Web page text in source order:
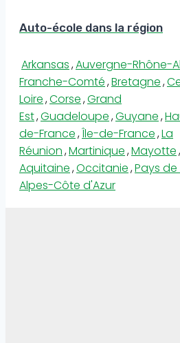
Auto-école dans la région
Arkansas,Auvergne-Rhône-
Franche-Comté,Bretagne,
Loire,Corse,Grand
Est,Guadeloupe,Guyane,
de-France,Île-de-France,La
Réunion,Martinique,Mayotte,
Aquitaine,Occitanie,Pays de
Alpes-Côte d'Azur